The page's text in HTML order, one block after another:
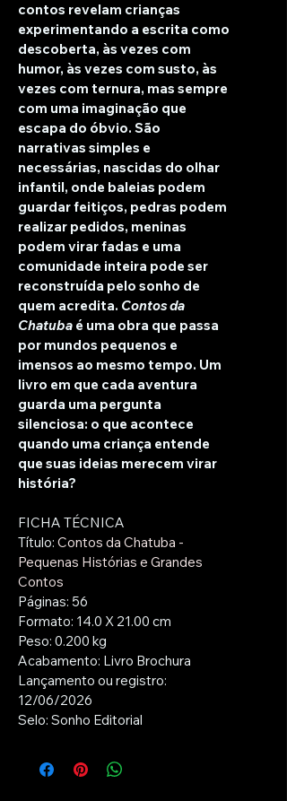
contos revelam crianças
experimentando a escrita como
descoberta, às vezes com
humor, às vezes com susto, às
vezes com ternura, mas sempre
com uma imaginação que
escapa do óbvio. São
narrativas simples e
necessárias, nascidas do olhar
infantil, onde baleias podem
guardar feitiços, pedras podem
realizar pedidos, meninas
podem virar fadas e uma
comunidade inteira pode ser
reconstruída pelo sonho de
quem acredita. Contos da
Chatuba é uma obra que passa
por mundos pequenos e
imensos ao mesmo tempo. Um
livro em que cada aventura
guarda uma pergunta
silenciosa: o que acontece
quando uma criança entende
que suas ideias merecem virar
história?
FICHA TÉCNICA
Título: Contos da Chatuba -
Pequenas Histórias e Grandes
Contos
Páginas: 56
Formato: 14.0 X 21.00 cm
Peso: 0.200 kg
Acabamento: Livro Brochura
Lançamento ou registro:
12/06/2026
Selo: Sonho Editorial